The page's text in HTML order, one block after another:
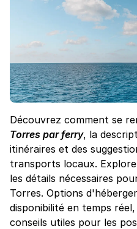
Découvrez comment se
Torres par ferry, la
itinéraires et des
transports locaux.
les détails nécessaires
Torres. Options
disponibilité en temps
conseils utiles pour les